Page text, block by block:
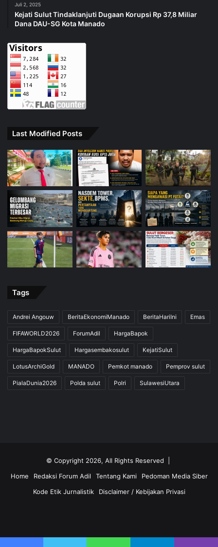
Juli 2, 2025
Kejati Sulut Tindaklanjuti Dugaan Korupsi Rp 37,8 Miliar
Dana DAU-SG Kota Manado
Last Modified Posts
Tags
Andrei Angouw BeritaEkonomiManado BeritaHariIni Emas
FIFAWORLD2026 ForumAdil HargaBapok
HargaBapokSulut Hargasembakosulut KejatiSulut
LotusArchiGold MANADO Pemkot manado Pemprov sulut
PialaDunia2026 Polda sulut Polri SulawesiUtara
© Copyright 2026, All Rights Reserved |
Home
Redaksi Forum Adil Tentang Kami
Pedoman Media Siber
Kode Etik Jurnalistik
Disclaimer / Kebijakan Privasi